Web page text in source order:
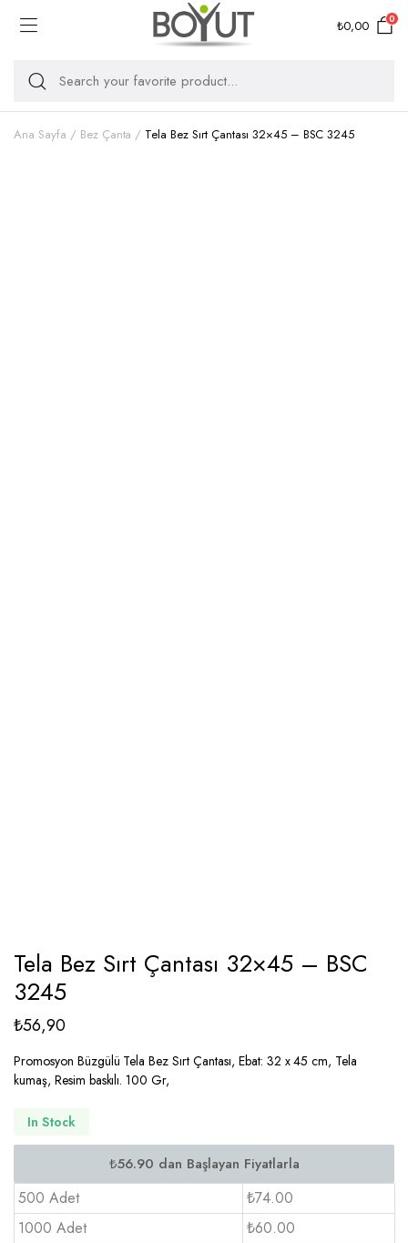
₺0,00 0
Ana Sayfa Bez Çanta Tela Bez Sırt Çantası 32×45 – BSC 3245
Tela Bez Sırt Çantası 32×45 – BSC
3245
₺56,90
Promosyon Büzgülü Tela Bez Sırt Çantası, Ebat: 32 x 45 cm, Tela
kumaş, Resim baskılı. 100 Gr,
In Stock
500 Adet
₺74.00
1000 Adet
₺60.00